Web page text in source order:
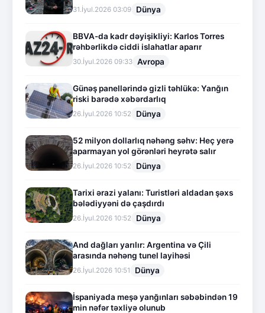
31.İyul.2026 03:09 Dünya
BBVA-da kadr dəyişikliyi: Karlos Torres
rəhbərlikdə ciddi islahatlar aparır
30.İyul.2026 09:33 Avropa
Günəş panellərində gizli təhlükə: Yanğın
riski barədə xəbərdarlıq
26.İyul.2026 10:52 Dünya
52 milyon dollarlıq nəhəng səhv: Heç yerə
aparmayan yol görənləri heyrətə salır
26.İyul.2026 10:52 Dünya
Tarixi ərazi yalanı: Turistləri aldadan şəxs
bələdiyyəni də çaşdırdı
26.İyul.2026 10:52 Dünya
And dağları yarılır: Argentina və Çili
arasında nəhəng tunel layihəsi
26.İyul.2026 10:51 Dünya
İspaniyada meşə yanğınları səbəbindən 19
min nəfər təxliyə olunub